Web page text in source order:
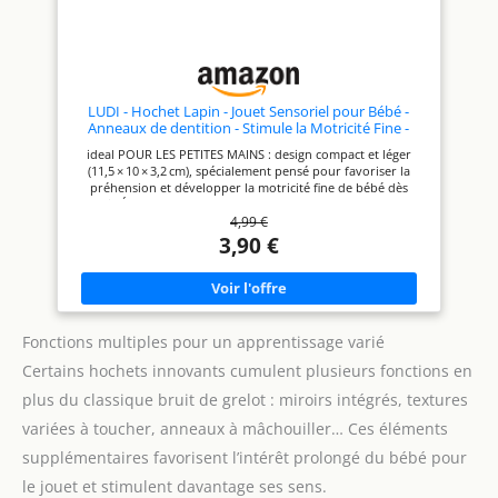
jouets adaptés aux enfants de
expériences ludiques qui
favorisent l'exploration, le
l'apprentissage.
LUDI - Hochet Lapin - Jouet Sensoriel pour Bébé -
Anneaux de dentition - Stimule la Motricité Fine -
ideal POUR LES PETITES MAINS : design compact et léger
(11,5 × 10 × 3,2 cm), spécialement pensé pour favoriser la
préhension et développer la motricité fine de bébé dès
3 mois ÉVEIL SENSORIEL ET AUDITIF : Un corps transparent
rempli de petites billes colorées qui bougent et tintent
doucement, captivant l’œil de l’enfant et stimulant l'acuité
visuelle et auditive ANNEAUX À MÂCHOUILLER APAISANTS :
Les oreilles et pattes en plastique souple sont ideales pour
soulager les gencives en cas de poussée dentaire, tout en
résistant aux mordillements CARACTÉRISTIQUES : Adapté aux
bébés dès 3 mois, ce hochet est fabriqué à partir de
matériaux sûrs et non toxiques pour les tout-petits Hygiène
facile, il se lave avec un chiffon humide pour garantir une
propreté sans compromis LUDI, MARQUE DE JOUETS ET
française, conçoit des jouets originaux et créatifs pour
accompagner les enfants dans leur développement, de la
naissance jusqu’aux premières découvertes
4,99 €
3,90 €
Fonctions multiples pour un apprentissage varié
Certains hochets innovants cumulent plusieurs fonctions en
plus du classique bruit de grelot : miroirs intégrés, textures
variées à toucher, anneaux à mâchouiller… Ces éléments
supplémentaires favorisent l’intérêt prolongé du bébé pour
le jouet et stimulent davantage ses sens.